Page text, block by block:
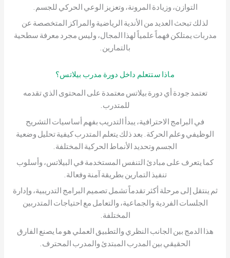
التوازن، وزيادة المرونة، وتعزيز الوعي الحركي للجسم.
لذلك تبحث العديد من الأندية الرياضية والمراكز المتخصصة عن
مدربات يمتلكن فهماً علمياً لهذا المجال، وليس مجرد معرفة سطحية
بالتمارين.
ماذا ستتعلم داخل دورة مدرب بيلاتس؟
تعتمد جودة أي دورة بيلاتس معتمدة على المحتوى الذي تقدمه
للمتدرب.
في البرامج الاحترافية، يبدأ التدريب بفهم أساسيات التشريح
الوظيفي وعلم الحركة. بعد ذلك يتعلم المتدرب كيفية تحليل وضعية
الجسم وتحديد الأنماط الحركية المختلفة.
كما يتعرف على مبادئ التنفس المستخدمة في البيلاتس، وأسلوب
تنفيذ التمارين بطريقة آمنة وفعالة.
ثم ينتقل إلى مرحلة أكثر تقدماً تشمل تصميم البرامج التدريبية، وإدارة
الجلسات الفردية والجماعية، والتعامل مع احتياجات المتدربين
المختلفة.
هذا الدمج بين الجانب النظري والتطبيق العملي هو ما يصنع الفارق
الحقيقي بين المدرب المبتدئ والمدرب المحترف.